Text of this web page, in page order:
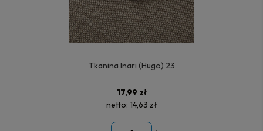
Tkanina Inari (Hugo) 23
17,99 zł
netto: 14,63 zł